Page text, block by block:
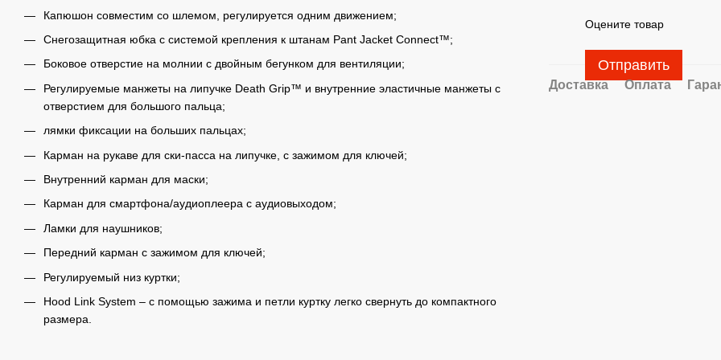
Капюшон совместим со шлемом, регулируется одним движением;
Снегозащитная юбка с системой крепления к штанам Pant Jacket Connect™;
Боковое отверстие на молнии с двойным бегунком для вентиляции;
Регулируемые манжеты на липучке Death Grip™ и внутренние эластичные манжеты с
отверстием для большого пальца;
лямки фиксации на больших пальцах;
Карман на рукаве для ски-пасса на липучке, с зажимом для ключей;
Внутренний карман для маски;
Карман для смартфона/аудиоплеера с аудиовыходом;
Ламки для наушников;
Передний карман с зажимом для ключей;
Регулируемый низ куртки;
Hood Link System – с помощью зажима и петли куртку легко свернуть до компактного
размера.
Оцените товар
Отправить
Доставка Оплата